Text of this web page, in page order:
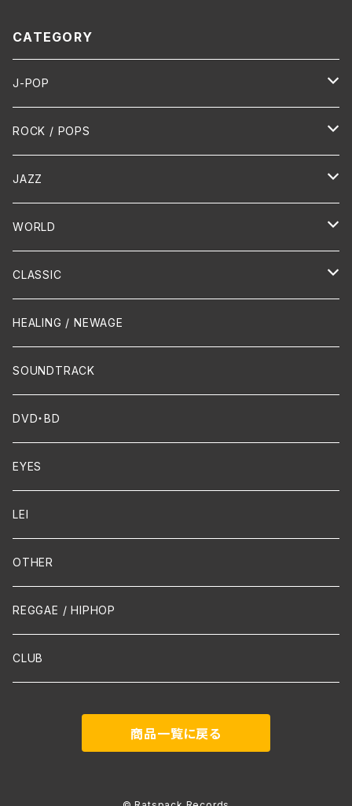
CATEGORY
J-POP
HR/HM
演歌 / 歌謡曲
PUNK/HARDCORE
Hip-Hop/Dancehall Reggae
ROCK / POPS
Oldies
HR/HM
JAZZ
Vocal
Piano
Crossover / Fusion
Dixie / New Orleans
FUNK
WORLD
HAWAIIAN
Chanson
CLASSIC
Piano
Flute
Violin
Cello
Guitar / Ukulele
Mandolin
声楽
吹奏楽
Contemporary / Avangarde
HEALING / NEWAGE
SOUNDTRACK
DVD・BD
EYES
LEI
OTHER
REGGAE / HIPHOP
CLUB
商品一覧に戻る